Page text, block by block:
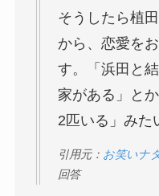
そうしたら植
から、恋愛を
す。「浜田と
家がある」と
2匹いる」みた
引用元： お笑いナ
回答